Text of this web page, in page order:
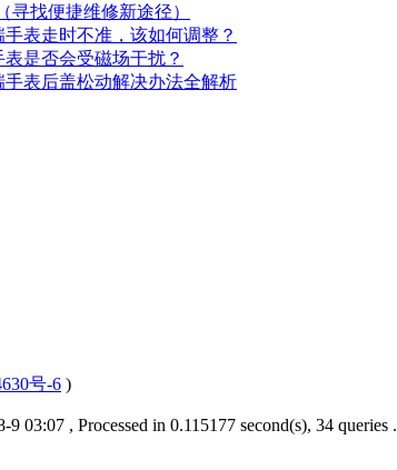
寻找便捷维修新途径）
表走时不准，该如何调整？
是否会受磁场干扰？
表后盖松动解决办法全解析
号-6 )
9 03:07 , Processed in 0.115177 second(s), 34 queries .